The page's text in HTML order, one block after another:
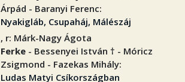
Árpád - Baranyi Ferenc:
Nyakigláb, Csupaháj, Málészáj
, r: Márk-Nagy Ágota
Ferke - Bessenyei István † - Móricz
Zsigmond - Fazekas Mihály:
Ludas Matyi Csíkországban